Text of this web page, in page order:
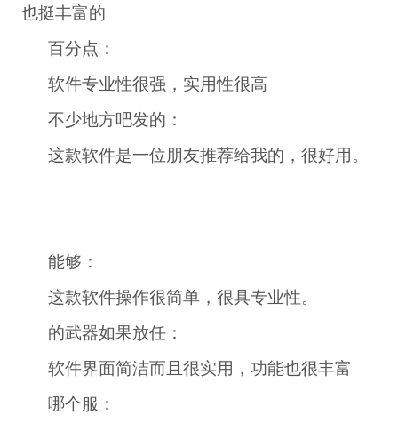
也挺丰富的
百分点：
软件专业性很强，实用性很高
不少地方吧发的：
这款软件是一位朋友推荐给我的，很好用。
能够：
这款软件操作很简单，很具专业性。
的武器如果放任：
软件界面简洁而且很实用，功能也很丰富
哪个服：